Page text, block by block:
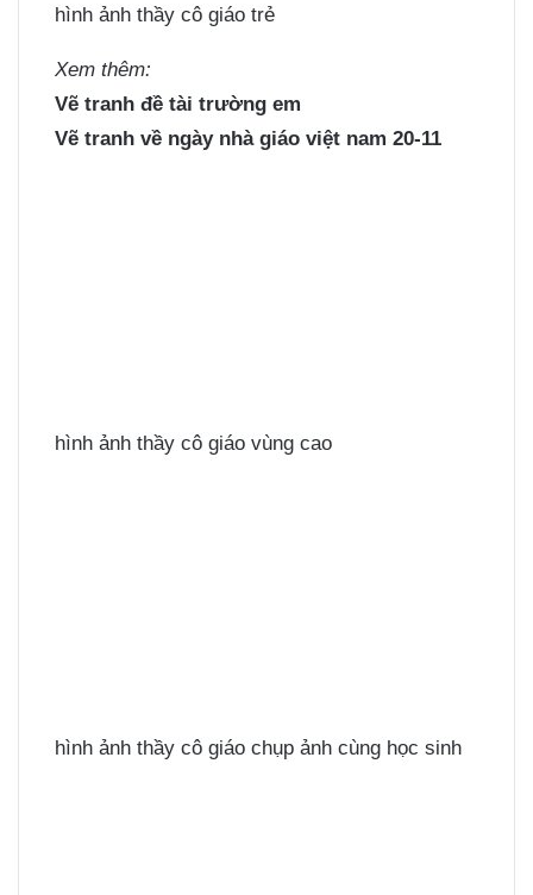
hình ảnh thầy cô giáo trẻ
Xem thêm:
Vẽ tranh đề tài trường em
Vẽ tranh về ngày nhà giáo việt nam 20-11
hình ảnh thầy cô giáo vùng cao
hình ảnh thầy cô giáo chụp ảnh cùng học sinh